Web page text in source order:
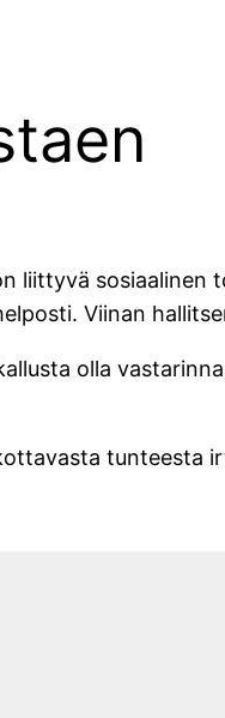
liittyvä sosiaalinen
Viinan
olla
tunteesta